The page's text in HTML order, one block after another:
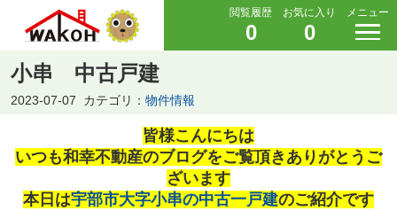
閲覧履歴
0
お気に入り
0
メニュー
小串 中古戸建
2023-07-07 カテゴリ： 物件情報
皆様こんにちは
いつも和幸不動産のブログをご覧頂きありがとうご
ざいます
本日は宇部市大字小串の中古一戸建のご紹介です